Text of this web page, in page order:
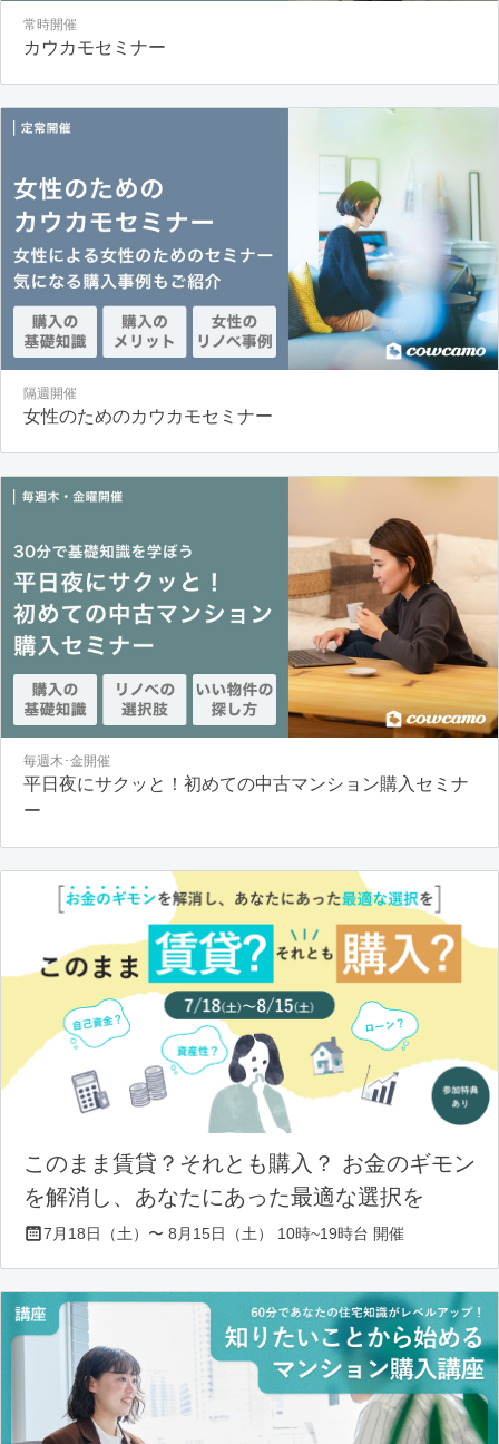
常時開催
カウカモセミナー
隔週開催
女性のためのカウカモセミナー
毎週木･金開催
平日夜にサクッと！初めての中古マンション購入セミナ
ー
このまま賃貸？それとも購入？ お金のギモン
を解消し、あなたにあった最適な選択を
7月18日（土）〜 8月15日（土） 10時~19時台 開催